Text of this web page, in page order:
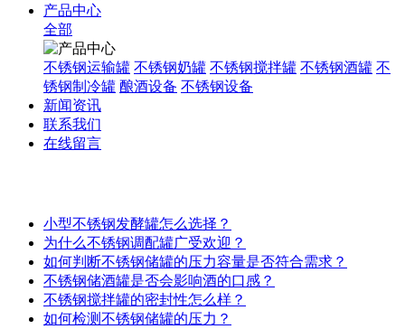
产品中心
全部
不锈钢运输罐 不锈钢奶罐 不锈钢搅拌罐 不锈钢酒罐 不
锈钢制冷罐 酿酒设备 不锈钢设备
新闻资讯
联系我们
在线留言
小型不锈钢发酵罐怎么选择？
为什么不锈钢调配罐广受欢迎？
如何判断不锈钢储罐的压力容量是否符合需求？
不锈钢储酒罐是否会影响酒的口感？
不锈钢搅拌罐的密封性怎么样？
如何检测不锈钢储罐的压力？